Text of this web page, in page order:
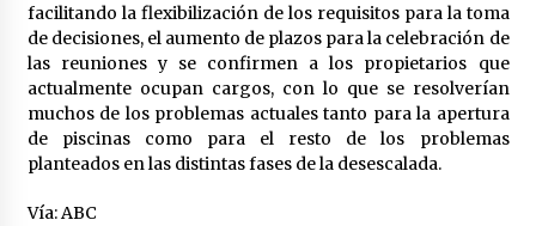
facilitando la flexibilización de los requisitos para la toma
de decisiones, el aumento de plazos para la celebración de
las reuniones y se confirmen a los propietarios que
actualmente ocupan cargos, con lo que se resolverían
muchos de los problemas actuales tanto para la apertura
de piscinas como para el resto de los problemas
planteados en las distintas fases de la desescalada.
Vía: ABC